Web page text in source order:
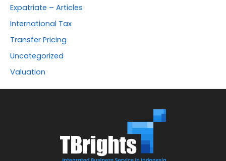
Expatriate – Articles
International Tax
Transfer Pricing
Uncategorized
Valuation